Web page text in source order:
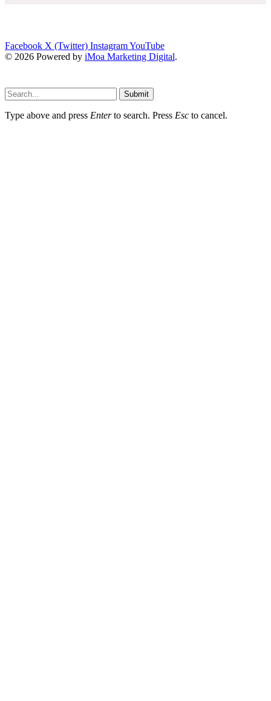
Facebook X (Twitter) InstagramYouTube
© 2026 Powered by iMoa Marketing Digital.
Submit
Type above and press Enterto search. Press Esc to cancel.